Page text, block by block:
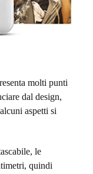
molti punti
dal design,
aspetti si
le
quindi